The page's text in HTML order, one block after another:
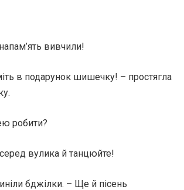
вивчили!
в подарунок шишечку! – простягла
робити?
вулика й танцюйте!
бджілки. – Ще й пісень